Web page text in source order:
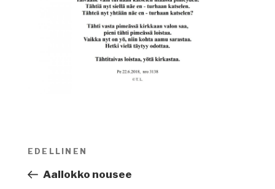
Artikkelien
Edellinen
artikkeli
EDELLINEN
Aallokko nousee